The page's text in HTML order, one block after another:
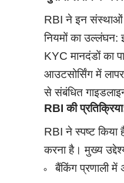
RBI ने इन संस्थाओं
नियमों का उल्लंघन:
KYC मानदंडों का
आउटसोर्सिंग में
से संबंधित
RBI की
RBI ने स्पष्ट किया
करना है। मुख्य
बैंकिंग प्रणाली